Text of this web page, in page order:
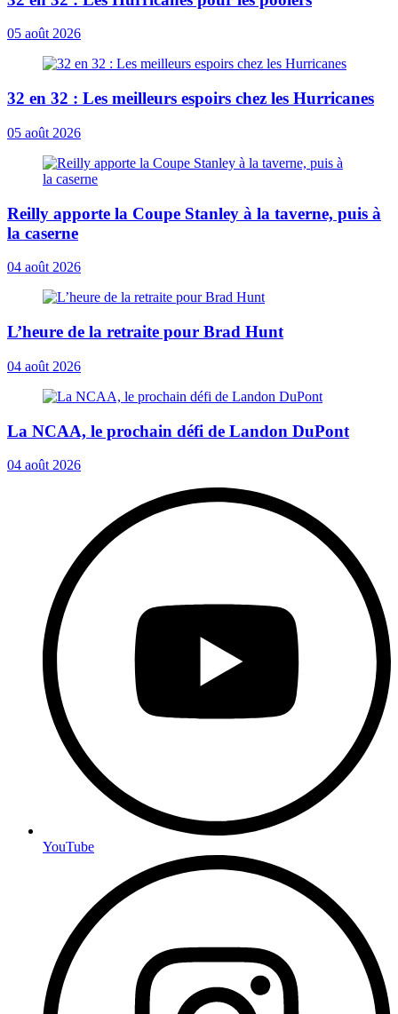
05 août 2026
32 en 32 : Les meilleurs espoirs chez les Hurricanes
05 août 2026
Reilly apporte la Coupe Stanley à la taverne, puis à
la caserne
04 août 2026
L’heure de la retraite pour Brad Hunt
04 août 2026
La NCAA, le prochain défi de Landon DuPont
04 août 2026
YouTube